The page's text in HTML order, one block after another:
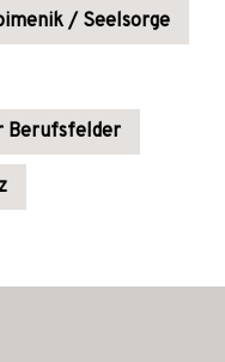
/ Seelsorge
Berufsfelder